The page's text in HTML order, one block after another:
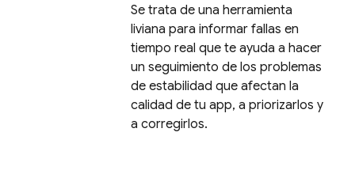
Se trata de una herramienta
liviana para informar fallas en
tiempo real que te ayuda a hacer
un seguimiento de los problemas
de estabilidad que afectan la
calidad de tu app, a priorizarlos y
a corregirlos.